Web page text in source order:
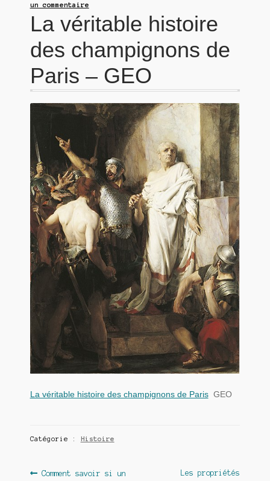
un commentaire
La véritable histoire
des champignons de
Paris – GEO
La véritable histoire des champignons de Paris GEO
Catégorie : Histoire
Navigation
Article
Comment savoir si un
Article
Les propriétés